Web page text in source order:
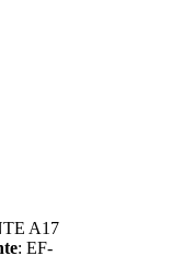
A17
: EF-